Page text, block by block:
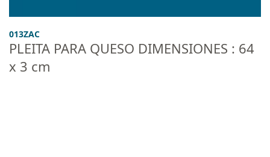
013ZAC
PLEITA PARA QUESO DIMENSIONES : 64
x 3 cm